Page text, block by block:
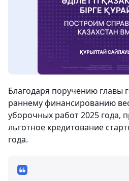
Благодаря поручению главы
раннему финансированию
уборочных работ 2025 года,
льготное кредитование
года.